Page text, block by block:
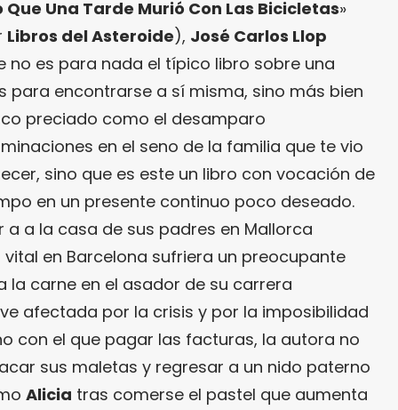
Que Una Tarde Murió Con Las Bicicletas»
Libros del Asteroide), José Carlos Llop
no es para nada el típico libro sobre una
para encontrarse a sí misma, sino más bien
preciado como el desamparo
en el seno de la familia que te vio
sino que es este un libro con vocación de
en un presente continuo poco deseado.
a la casa de sus padres en Mallorca
en Barcelona sufriera un preocupante
carne en el asador de su carrera
afectada por la crisis y por la imposibilidad
con el que pagar las facturas, la autora no
sus maletas y regresar a un nido paterno
Alicia tras comerse el pastel que aumenta